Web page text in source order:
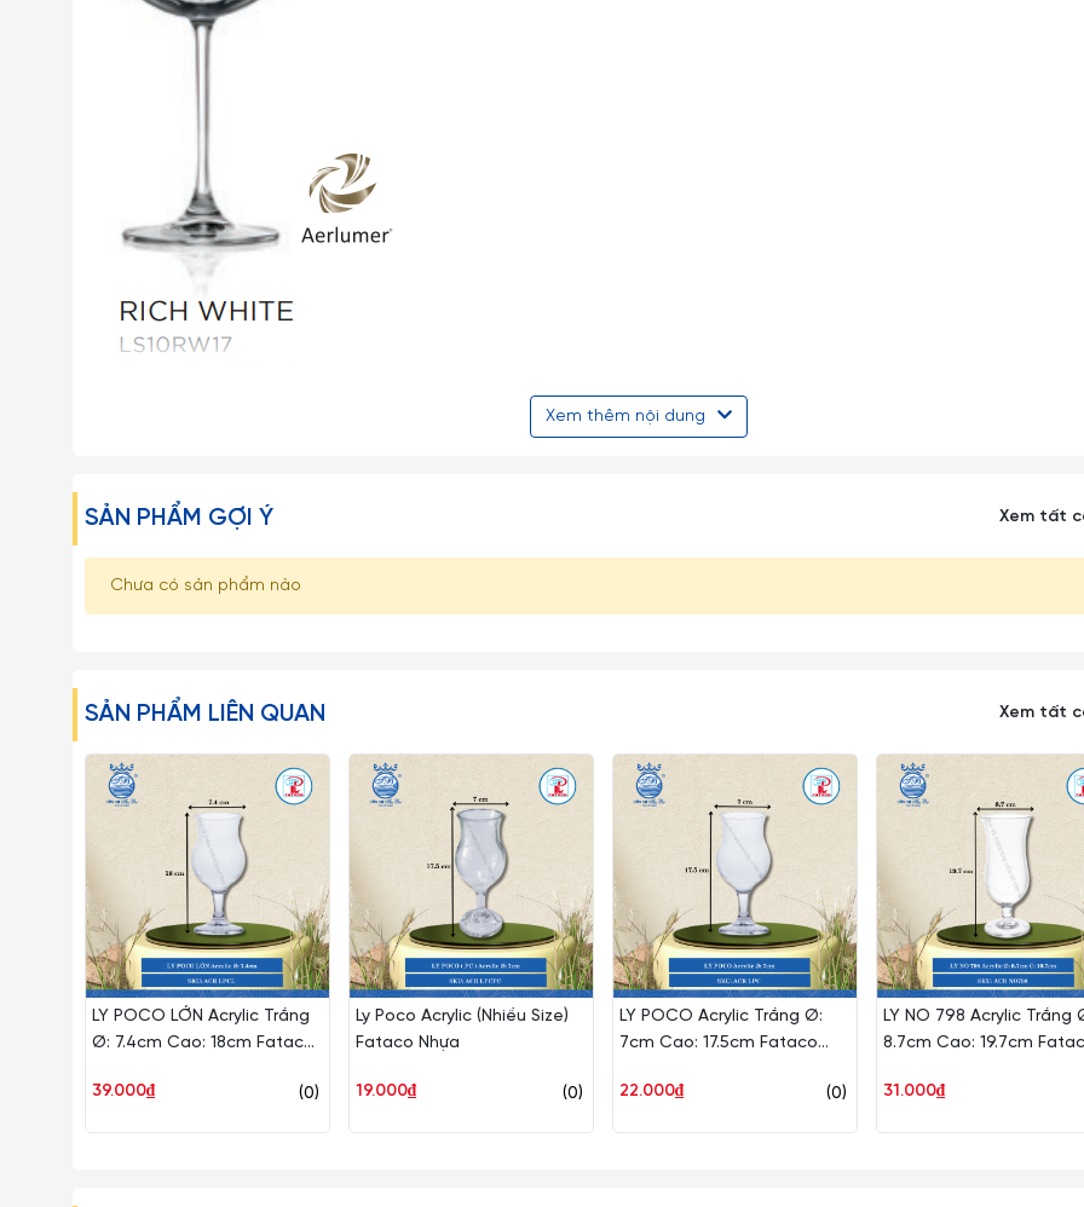
Xem thêm nội dung
SẢN PHẨM GỢI Ý Xem tất
Chưa có sản phẩm nào
SẢN PHẨM LIÊN QUAN Xem tất
LY POCO LỚN Acrylic Trắng
Ø: 7.4cm Cao: 18cm Fataco
(0)
39.000₫
Ly Poco Acrylic (Nhiều Size)
Fataco Nhựa
(0)
19.000₫
LY POCO Acrylic Trắng Ø:
7cm Cao: 17.5cm Fataco
(0)
22.000₫
LY NO 798 Acrylic Trắng
8.7cm Cao: 19.7cm
31.000₫